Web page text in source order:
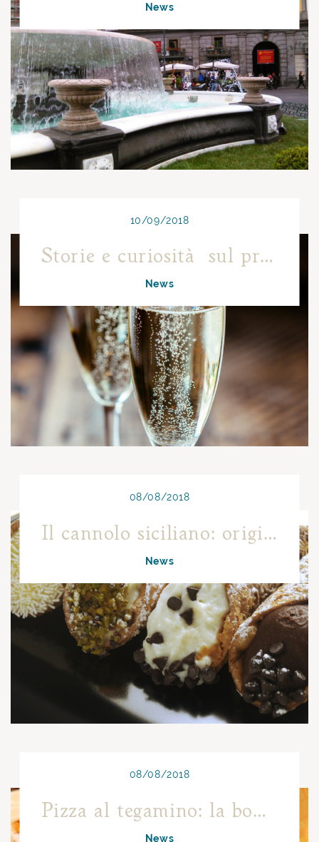
News
10/09/2018
Storie e curiosità sul prosecco
News
08/08/2018
Il cannolo siciliano: origini e curiosità
News
08/08/2018
Pizza al tegamino: la bontà di origine torinese
News